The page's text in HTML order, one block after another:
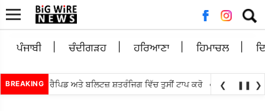
ਲਈ
ਖੋਜ:
ਪੰਜਾਬੀ ਚੰਦੀਗੜਹ ਹਰਿਆਣਾ ਹਿਮਾਚਲ
BREAKING
ਲੁਈਸ ਰੈਪਿਡ ਅਤੇ ਬਲਿਟਜ਼ ਸ਼ਤਰੰਜਿਗ ਵਿੱਚ ਤੁਸੀਂ ਟਾਪ ਕਰੋ • ਅੱਗੇ ਤਰਨ ਤਾਰਨ
❮ ❚❚ ❯